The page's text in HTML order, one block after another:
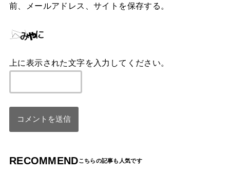
前、メールアドレス、サイトを保存する。
上に表示された文字を入力してください。
RECOMMEND